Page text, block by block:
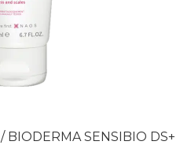
/ BIODERMA SENSIBIO DS+